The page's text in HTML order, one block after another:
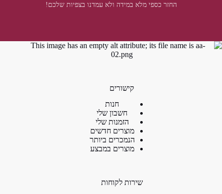
החזר כספי מלא במידה ולא עמדנו בצפיות שלכם!
קישורים
חנות
חשבון שלי
הזמנות שלי
מוצרים חדשים
הנמכרים ביותר
מוצרים במבצע
שירות לקוחות